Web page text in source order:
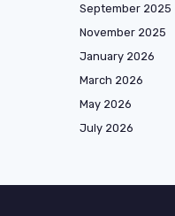
September 2025
November 2025
January 2026
March 2026
May 2026
July 2026